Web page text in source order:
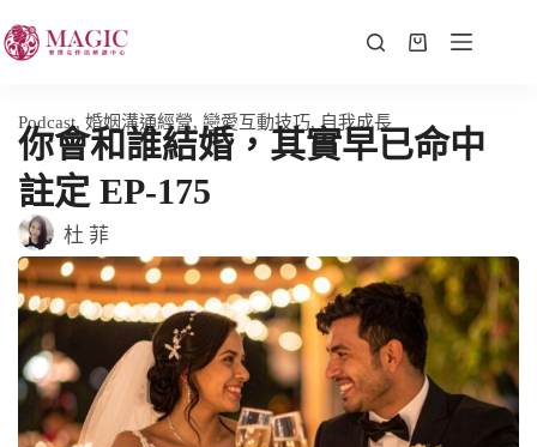
Podcast, 婚姻溝通經營, 戀愛互動技巧, 自我成長
你會和誰結婚，其實早已命中
註定 EP-175
杜 菲